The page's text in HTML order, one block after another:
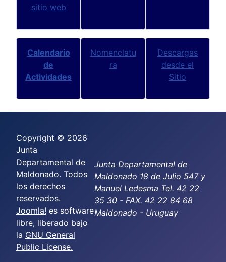
sitio web
Calendario
de
Actividades
Nomenclatu
ra
Descargas
desde el
Sitio
Copyright © 2026
Junta
Departamental de
Maldonado. Todos
los derechos
reservados.
Joomla! es software
libre, liberado bajo
la GNU General
Public License.
Junta Departamental de
Maldonado 18 de Julio 547 y
Manuel Ledesma Tel. 42 22
35 30 - FAX. 42 22 84 68
Maldonado - Uruguay